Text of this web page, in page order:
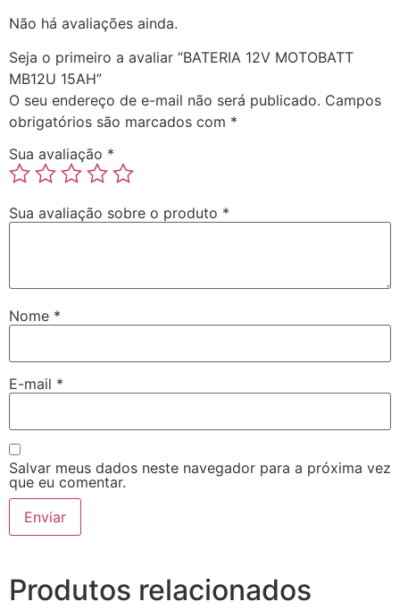
Não há avaliações ainda.
Seja o primeiro a avaliar “BATERIA 12V MOTOBATT
MB12U 15AH”
O seu endereço de e-mail não será publicado. Campos
obrigatórios são marcados com *
Sua avaliação *
Sua avaliação sobre o produto *
Nome *
E-mail *
Salvar meus dados neste navegador para a próxima vez
que eu comentar.
Produtos relacionados